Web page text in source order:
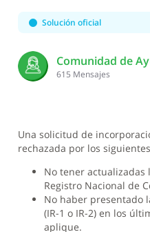
First
Solución oficial
Comunidad de
615 Mensajes
Una solicitud de
rechazada por los
No tener actualizadas
Registro Nacional de
No haber presentado
(IR-1 o IR-2) en los
aplique.